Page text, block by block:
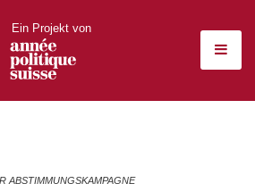
Ein Projekt von
ABSTIMMUNGSKAMPAGNE